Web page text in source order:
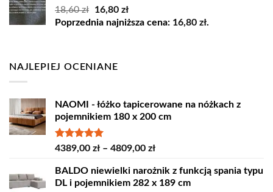
18,60zł
Pierwotna
cena
16,80 złAktualna
cena
Poprzednia najniższa cena: 16,80 zł.
NAJLEPIEJ OCENIANE
NAOMI - łóżko tapicerowane na nóżkach z
pojemnikiem 180 x 200 cm
Oceniono
4389,00 zł – 4809,00 złZakres
od
4389,00 zł
BALDO niewielki narożnik z funkcją spania typu
DL i pojemnikiem 282 x 189 cm